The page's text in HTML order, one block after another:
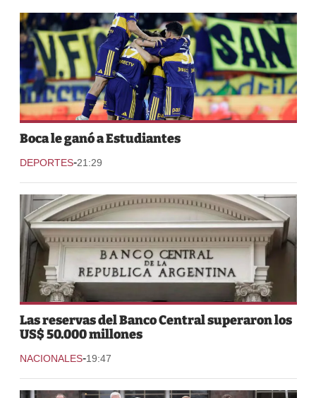
Boca le ganó a Estudiantes
DEPORTES-21:29
Las reservas del Banco Central superaron los
US$ 50.000 millones
NACIONALES-19:47